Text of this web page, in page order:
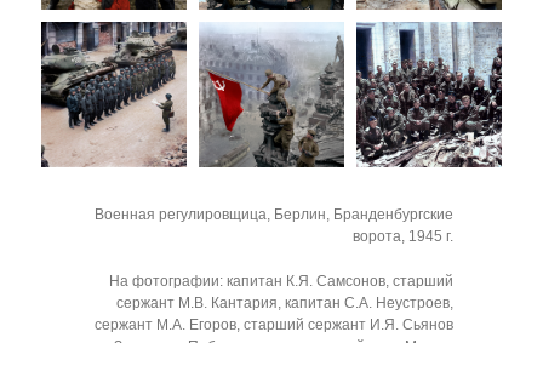
Военная регулировщица, Берлин, Бранденбургские
ворота, 1945 г.
На фотографии: капитан К.Я. Самсонов, старший
сержант М.В. Кантария, капитан С.А. Неустроев,
сержант М.А. Егоров, старший сержант И.Я. Сьянов
со Знаменем Победы перед отправкой его в Москву